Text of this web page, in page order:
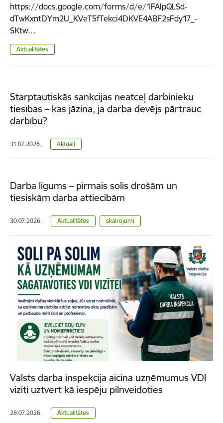
https://docs.google.com/forms/d/e/1FAIpQLSd-
dTwKxntDYm2U_KVeT5fTekci4DKVE4ABF2sFdy17_-
SKtw…
Aktualitātes
Starptautiskās sankcijas neatceļ darbinieku
tiesības – kas jāzina, ja darba devējs pārtrauc
darbību?
31.07.2026. Aktuāli
Darba līgums – pirmais solis drošām un
tiesiskām darba attiecībām
30.07.2026. Aktualitātes skairojumi
Valsts darba inspekcija aicina uzņēmumus VDI
vizīti uztvert kā iespēju pilnveidoties
28.07.2026. Aktualitātes